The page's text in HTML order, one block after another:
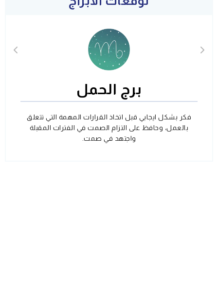
برج الحمل
فكر بشكل ايجابي قبل اتخاذ القرارات المهمة التي تتعلق
بالعمل، وحافظ على التزام الصمت في الفترات المقبلة
واجتهد في صمت.